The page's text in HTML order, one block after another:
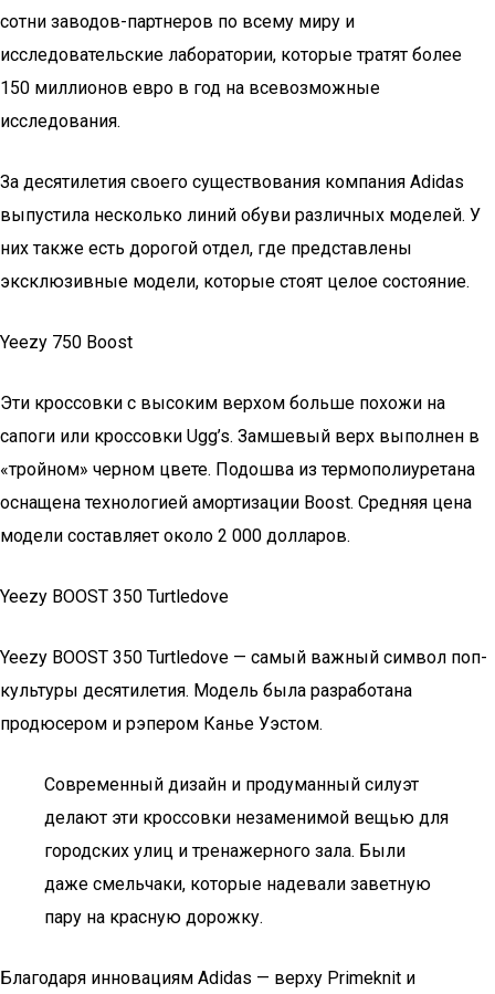
сотни заводов-партнеров по всему миру и
исследовательские лаборатории, которые тратят более
150 миллионов евро в год на всевозможные
исследования.
За десятилетия своего существования компания Adidas
выпустила несколько линий обуви различных моделей. У
них также есть дорогой отдел, где представлены
эксклюзивные модели, которые стоят целое состояние.
Yeezy 750 Boost
Эти кроссовки с высоким верхом больше похожи на
сапоги или кроссовки Ugg’s. Замшевый верх выполнен в
«тройном» черном цвете. Подошва из термополиуретана
оснащена технологией амортизации Boost. Средняя цена
модели составляет около 2 000 долларов.
Yeezy BOOST 350 Turtledove
Yeezy BOOST 350 Turtledove — самый важный символ поп-
культуры десятилетия. Модель была разработана
продюсером и рэпером Канье Уэстом.
Современный дизайн и продуманный силуэт
делают эти кроссовки незаменимой вещью для
городских улиц и тренажерного зала. Были
даже смельчаки, которые надевали заветную
пару на красную дорожку.
Благодаря инновациям Adidas — верху Primeknit и